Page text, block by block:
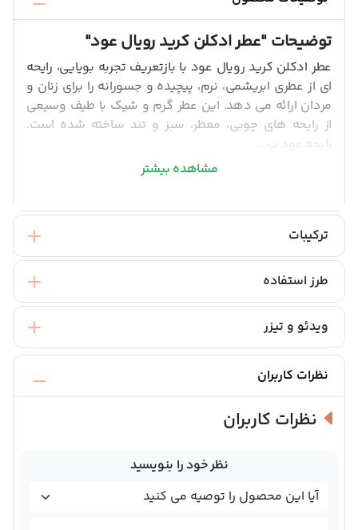
توضیحات"عطر ادکلن کرید رویال عود"
عطر ادکلن کرید رویال عود با بازتعریف تجربه بویایی، رایحه
ای از عطری ابریشمی، نرم، پیچیده و جسورانه را برای زنان و
مردان ارائه می دهد. این عطر گرم و شیک با طیف وسیعی
از رایحه های چوبی، معطر، سبز و تند ساخته شده است.
رایحه عود ب...
مشاهده بیشتر
ترکیبات
طرز استفاده
ویدئو و تیزر
نظرات کاربران
نظرات کاربران
نظر خود را بنویسید